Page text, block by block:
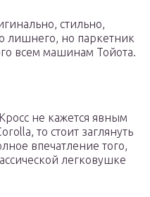
стильно,
лишнего, но паркетник
всем машинам Тойота.
не кажется явным
то стоит заглянуть
впечатление того,
легковушке